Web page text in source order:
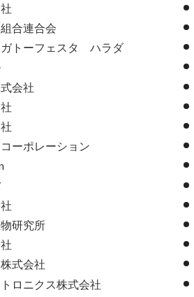
合連合会
トーフェスタ ハラダ
会社
ーポレーション
研究所
式会社
ロニクス株式会社